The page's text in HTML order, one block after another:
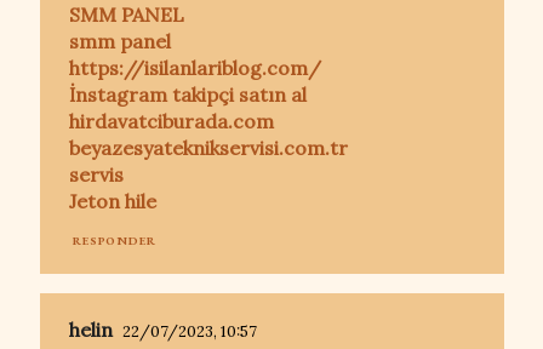
SMM PANEL
smm panel
https://isilanlariblog.com/
İnstagram takipçi satın al
hirdavatciburada.com
beyazesyateknikservisi.com.tr
servis
Jeton hile
RESPONDER
helin 22/07/2023, 10:57